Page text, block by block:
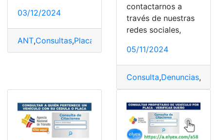
03/12/2024
ANT,Consultas,Placas
contactarnos a
través de nuestras
redes sociales,
05/11/2024
Consulta,Denuncias,